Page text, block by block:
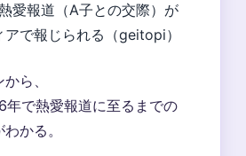
熱愛報道（A子との交際）が
で報じられる（geitopi）
ら、
年で熱愛報道に至るまでの
かる。